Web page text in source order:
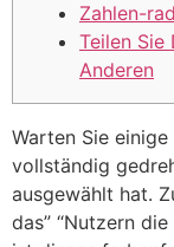
Zahlen-rad
Teilen Sie
Anderen
Warten Sie
vollständig
ausgewählt hat.
das” “Nutzern